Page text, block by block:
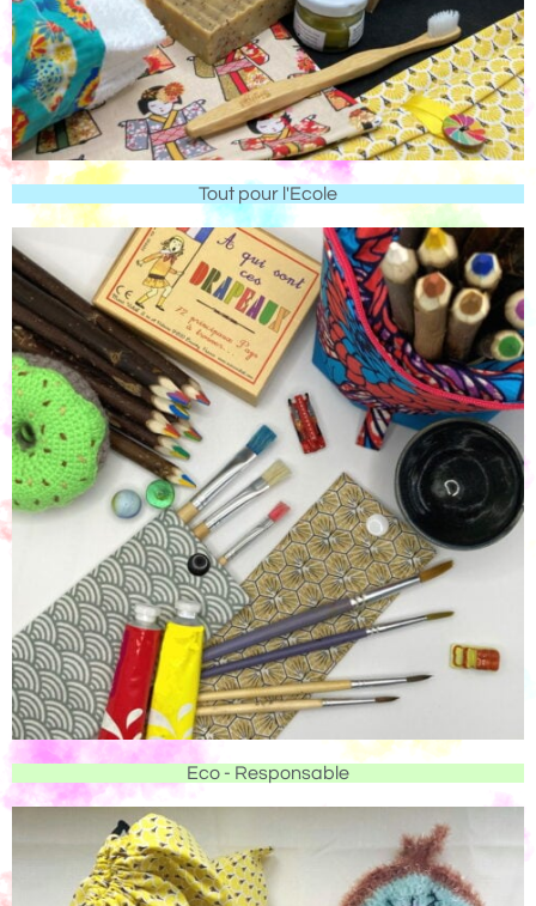
Tout pour l'Ecole
Eco - Responsable